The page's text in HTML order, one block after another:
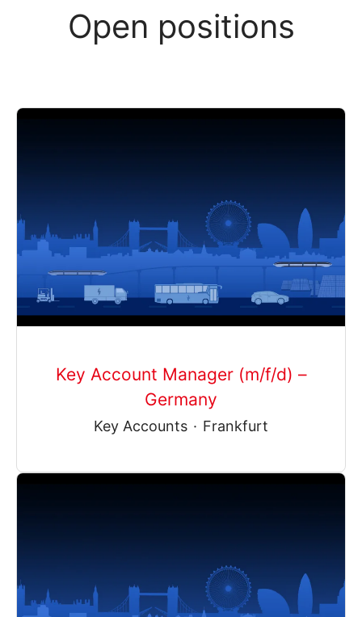
Open positions
Key Account Manager (m/f/d) –
Germany
Key Accounts · Frankfurt